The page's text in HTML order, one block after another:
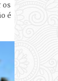
os
é